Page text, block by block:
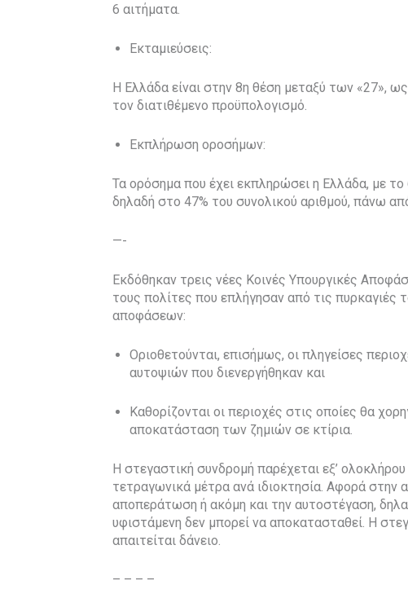
6 αιτήματα.
Εκταμιεύσεις:
Η Ελλάδα είναι στην 8η θέση μεταξύ των «27»,
τον διατιθέμενο προϋπολογισμό.
Εκπλήρωση οροσήμων:
Τα ορόσημα που έχει εκπληρώσει η Ελλάδα, με
δηλαδή στο 47% του συνολικού αριθμού, πάνω
—-
Εκδόθηκαν τρεις νέες Κοινές Υπουργικές
τους πολίτες που επλήγησαν από τις
αποφάσεων:
Οριοθετούνται, επισήμως, οι πληγείσες
αυτοψιών που διενεργήθηκαν και
Καθορίζονται οι περιοχές στις οποίες θα
αποκατάσταση των ζημιών σε κτίρια.
Η στεγαστική συνδρομή παρέχεται εξ’
τετραγωνικά μέτρα ανά ιδιοκτησία. Αφορά στην
αποπεράτωση ή ακόμη και την αυτοστέγαση,
υφιστάμενη δεν μπορεί να αποκατασταθεί. Η
απαιτείται δάνειο.
– – – –